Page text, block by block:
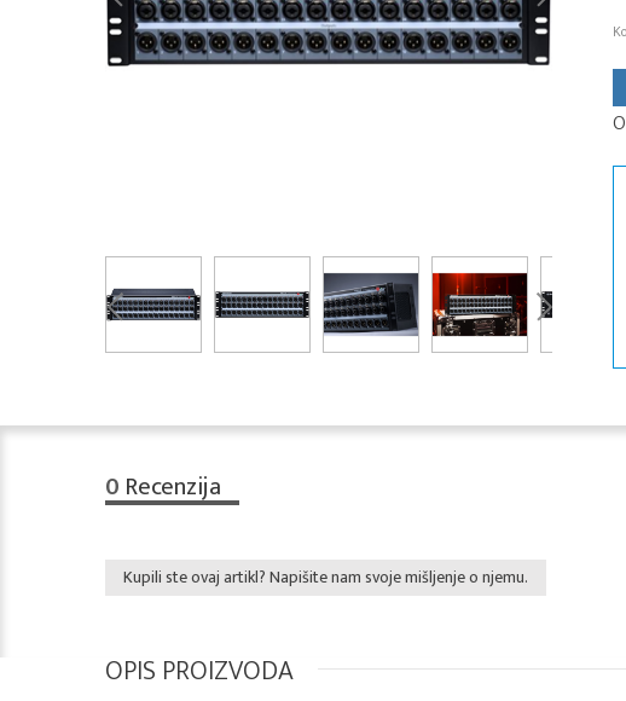
0 Recenzija
Kupili ste ovaj artikl? Napišite nam svoje mišljenje o njemu.
OPIS PROIZVODA